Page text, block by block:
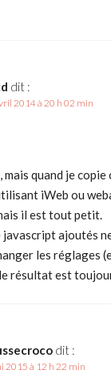
dit :
2014 à 20 h 02 min
quand je copie
iWeb ou
il est tout petit.
javascript ajoutés
les réglages
résultat est
dit :
2015 à 12 h 22 min